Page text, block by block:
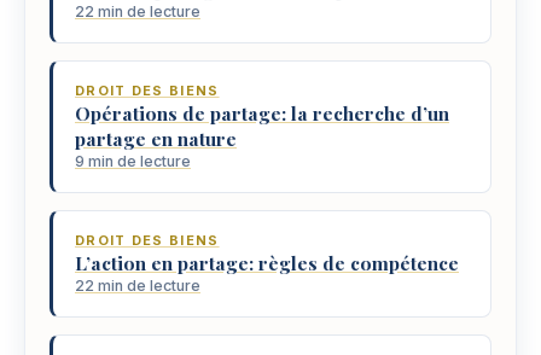
22 min de lecture
DROIT DES BIENS
Opérations de partage: la recherche d’un
partage en nature
9 min de lecture
DROIT DES BIENS
L’action en partage: règles de compétence
22 min de lecture